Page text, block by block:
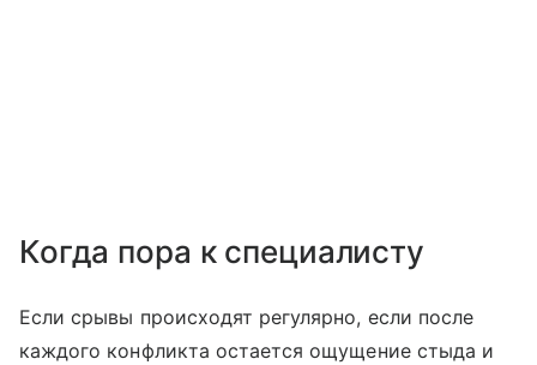
Когда пора к специалисту
Если срывы происходят регулярно, если после
каждого конфликта остается ощущение стыда и